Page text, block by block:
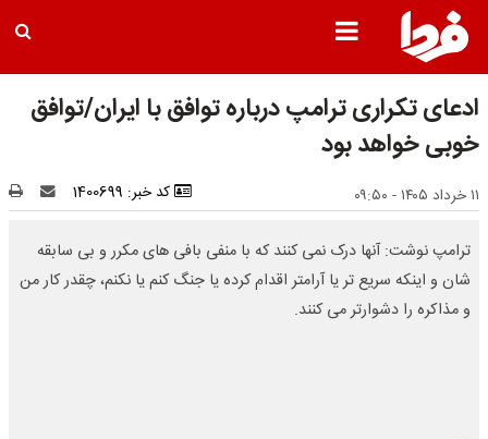
ادعای تکراری ترامپ درباره توافق با ایران/توافق
خوبی خواهد بود
۱۱ خرداد ۱۴۰۵ - ۰۹:۵۰ کد خبر: 1400699
ترامپ نوشت: آنها درک نمی کنند که با منفی بافی های مکرر و بی سابقه
شان و اینکه سریع تر یا آرامتر اقدام کرده یا جنگ کنم یا نکنم، چقدر کار من
و مذاکره را دشوارتر می کنند.